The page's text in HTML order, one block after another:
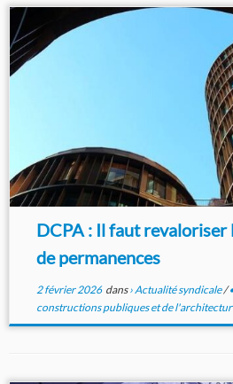
DCPA : Il faut revaloriser
de permanences
2 février 2026dans› Actualité syndicale/
constructions publiques et de